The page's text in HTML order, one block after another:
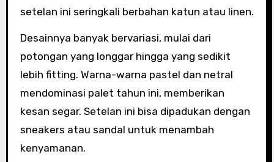
setelan ini seringkali berbahan katun atau linen.
Desainnya banyak bervariasi, mulai dari
potongan yang longgar hingga yang sedikit
lebih fitting. Warna-warna pastel dan netral
mendominasi palet tahun ini, memberikan
kesan segar. Setelan ini bisa dipadukan dengan
sneakers atau sandal untuk menambah
kenyamanan.